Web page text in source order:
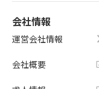
会社情報
運営会社情報
会社概要